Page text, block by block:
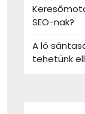
SEO-nak?
A ló
tehetünk